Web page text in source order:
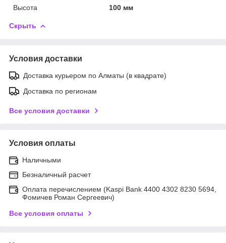
Высота
100 мм
Скрыть
Условия доставки
Доставка курьером по Алматы (в квадрате)
Доставка по регионам
Все условия доставки
Условия оплаты
Наличными
Безналичный расчет
Оплата перечислением (Kaspi Bank 4400 4302 8230 5694,
Фомичев Роман Сергеевич)
Все условия оплаты